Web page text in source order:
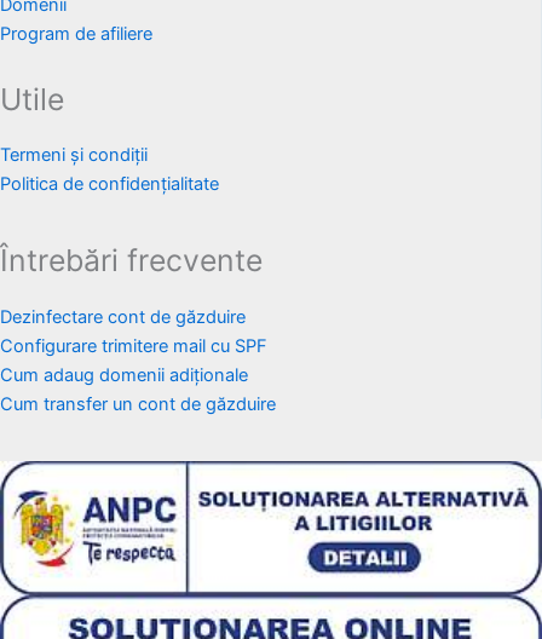
Domenii
Program de afiliere
Utile
Termeni și condiții
Politica de confidențialitate
Întrebări frecvente
Dezinfectare cont de găzduire
Configurare trimitere mail cu SPF
Cum adaug domenii adiționale
Cum transfer un cont de găzduire